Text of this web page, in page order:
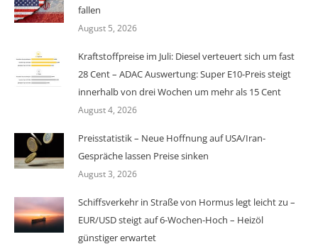
fallen
August 5, 2026
Kraftstoffpreise im Juli: Diesel verteuert sich um fast
28 Cent – ADAC Auswertung: Super E10-Preis steigt
innerhalb von drei Wochen um mehr als 15 Cent
August 4, 2026
Preisstatistik – Neue Hoffnung auf USA/Iran-
Gespräche lassen Preise sinken
August 3, 2026
Schiffsverkehr in Straße von Hormus legt leicht zu –
EUR/USD steigt auf 6-Wochen-Hoch – Heizöl
günstiger erwartet